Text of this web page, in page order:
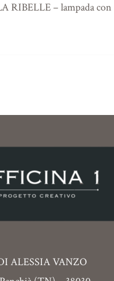
RIBELLE – lampada
ALESSIA VANZO